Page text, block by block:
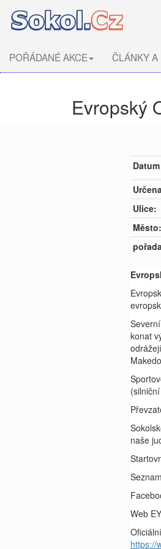
POŘÁDANÉ AKCE ČLÁNKY
Evropský
Ulice:
Město:
konat
naše
Web
https://